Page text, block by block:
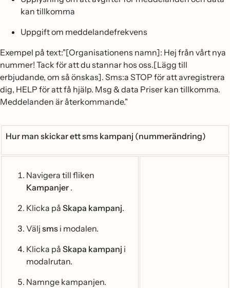
kan tillkomma
Uppgift om meddelandefrekvens
Exempel på text:"[Organisationens namn]: Hej från vårt nya
nummer! Tack för att du stannar hos oss.[Lägg till
erbjudande, om så önskas]. Sms:a STOP för att avregistrera
dig, HELP för att få hjälp. Msg & data Priser kan tillkomma.
Meddelanden är återkommande."
Hur man skickar ett sms kampanj (nummerändring)
Navigera till fliken
Kampanjer .
Klicka på Skapa kampanj.
Välj sms i modalen.
Klicka på Skapa kampanj i
modalrutan.
Namnge kampanjen.